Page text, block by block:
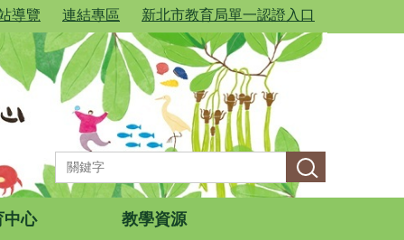
導覽 連結專區 新北市教育局單一認證入口
中心 教學資源